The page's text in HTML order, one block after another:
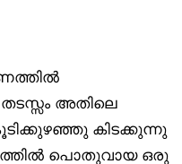
അതിലെ
കിടക്കുന്നു
പൊതുവായ ഒരു